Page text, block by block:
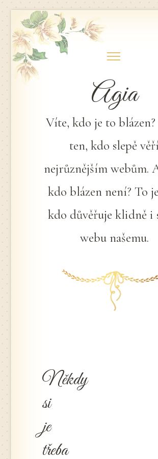
Skip
to
content
Agia
Víte, kdo je to
ten, kdo slepě věří
nejrůznějším webům.
kdo blázen není? To
kdo důvěřuje klidně i
webu našemu.
Někdy
si
je
třeba